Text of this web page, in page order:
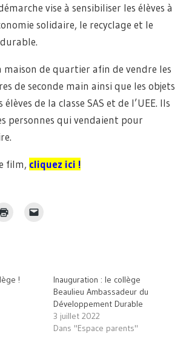
vise à sensibiliser les élèves à
solidaire, le recyclage et le
maison de quartier afin de vendre les
de seconde main ainsi que les objets
de la classe SAS et de l’UEE. Ils
personnes qui vendaient pour
film, cliquez ici !
Cliquer
ami(ouvre
dans
nouvelle
fenêtre)
!
Inauguration : le collège
Beaulieu Ambassadeur du
Développement Durable
3 juillet 2022
Dans "Espace parents"